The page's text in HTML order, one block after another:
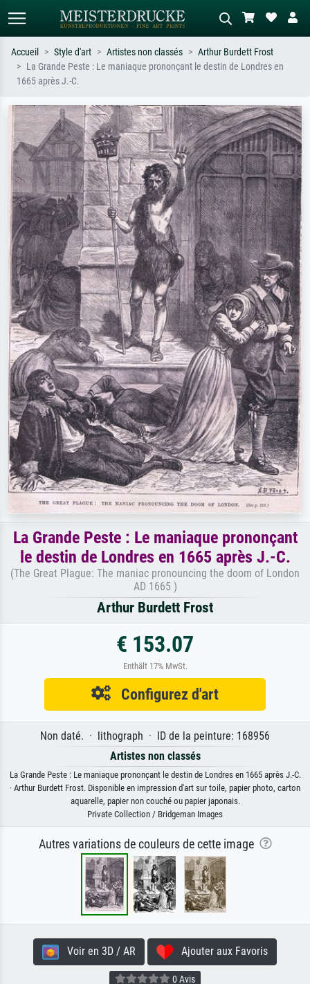
Recherche standard
ex. Monet, Nuit étoilée,
impressionnisme, vague de Hokusai,
nu.
abstrait avec beaucoup de rouge,
tableau sombre, nu debout près d'un
arbre.
Accueil Style d'art Artistes non classés
Arthur Burdett Frost
La Grande Peste : Le maniaque prononçant le destin de Londres en
1665 après J.-C.
La Grande Peste : Le maniaque prononçant
le destin de Londres en 1665 après J.-C.
(The Great Plague: The maniac pronouncing the doom of London
AD 1665 )
Arthur Burdett Frost
€ 153.07
Enthält 17% MwSt.
Configurez d'art
Non daté. · lithograph · ID de la peinture: 168956
Artistes non classés
La Grande Peste : Le maniaque prononçant le destin de Londres en 1665 après J.-C.
· Arthur Burdett Frost. Disponible en impression d'art sur toile, papier photo, carton
aquarelle, papier non couché ou papier japonais.
Private Collection / Bridgeman Images
Autres variations de couleurs de cette image
Voir en 3D / AR Ajouter aux Favoris
0 Avis